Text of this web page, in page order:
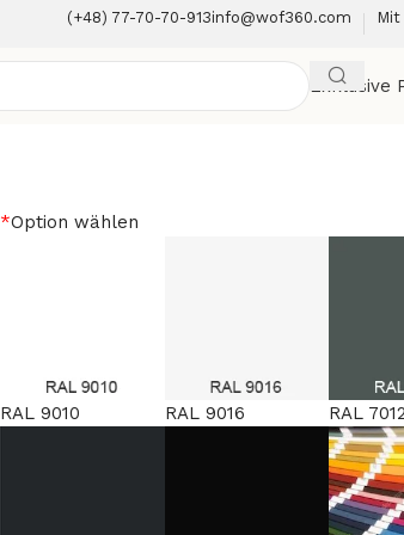
(+48) 77-70-70-913info@wof360.com
Exklusive
*Option wählen
RAL 9010 RAL 9016 RAL 7012